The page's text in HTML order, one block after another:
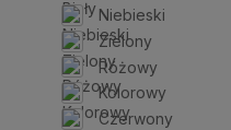
Niebieski
Zielony
Różowy
Kolorowy
Czerwony